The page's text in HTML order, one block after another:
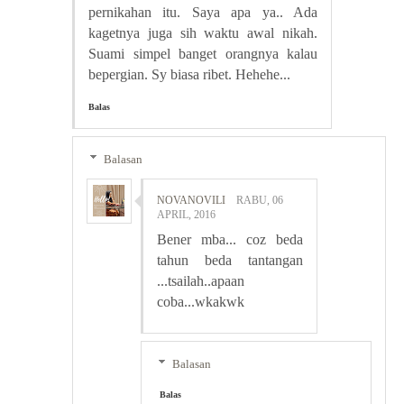
pernikahan itu. Saya apa ya.. Ada
kagetnya juga sih waktu awal nikah.
Suami simpel banget orangnya kalau
bepergian. Sy biasa ribet. Hehehe...
Balas
Balasan
NOVANOVILI
RABU, 06
APRIL, 2016
Bener mba... coz beda
tahun beda tantangan
...tsailah..apaan
coba...wkakwk
Balasan
Balas